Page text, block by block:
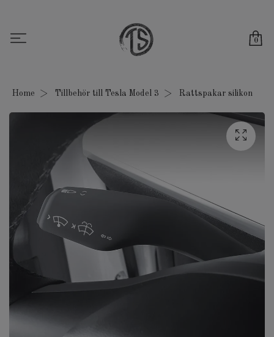
0
Home Tillbehör till Tesla Model 3 Rattspakar silikon